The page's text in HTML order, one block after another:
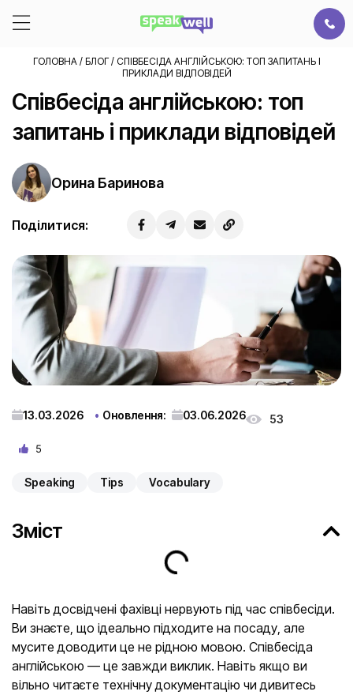
ГОЛОВНА/ БЛОГ/ СПІВБЕСІДА АНГЛІЙСЬКОЮ: ТОП ЗАПИТАНЬ І
ПРИКЛАДИ ВІДПОВІДЕЙ
Співбесіда англійською: топ
запитань і приклади відповідей
Орина Баринова
Поділитися:
13.03.2026 Оновлення: 03.06.2026 53
5
Speaking Tips Vocabulary
Зміст
Навіть досвідчені фахівці нервують під час співбесіди.
Ви знаєте, що ідеально підходите на посаду, але
мусите доводити це не рідною мовою. Співбесіда
англійською — це завжди виклик. Навіть якщо ви
вільно читаєте технічну документацію чи дивитесь